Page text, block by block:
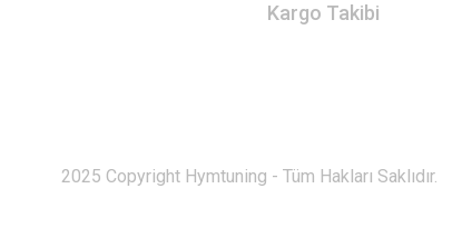
Kargo Takibi
2025 Copyright Hymtuning - Tüm Hakları Saklıdır.